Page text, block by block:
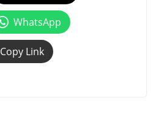
WhatsApp
Copy Link